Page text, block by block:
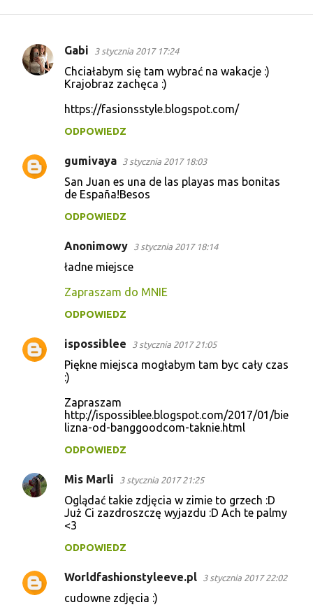
K
t
a
Gabi 3 stycznia 2017 17:24
Chciałabym się tam wybrać na wakacje :)
Krajobraz zachęca :)
https://fasionsstyle.blogspot.com/
ODPOWIEDZ
gumivaya 3 stycznia 2017 18:03
San Juan es una de las playas mas bonitas
de España!Besos
ODPOWIEDZ
Anonimowy 3 stycznia 2017 18:14
ładne miejsce
Zapraszam do MNIE
ODPOWIEDZ
ispossiblee 3 stycznia 2017 21:05
Piękne miejsca mogłabym tam byc cały czas
:)
Zapraszam
http://ispossiblee.blogspot.com/2017/01/bie
lizna-od-banggoodcom-taknie.html
ODPOWIEDZ
Mis Marli 3 stycznia 2017 21:25
Oglądać takie zdjęcia w zimie to grzech :D
Już Ci zazdroszczę wyjazdu :D Ach te palmy
<3
ODPOWIEDZ
Worldfashionstyleeve.pl 3 stycznia 2017 22:02
cudowne zdjęcia :)